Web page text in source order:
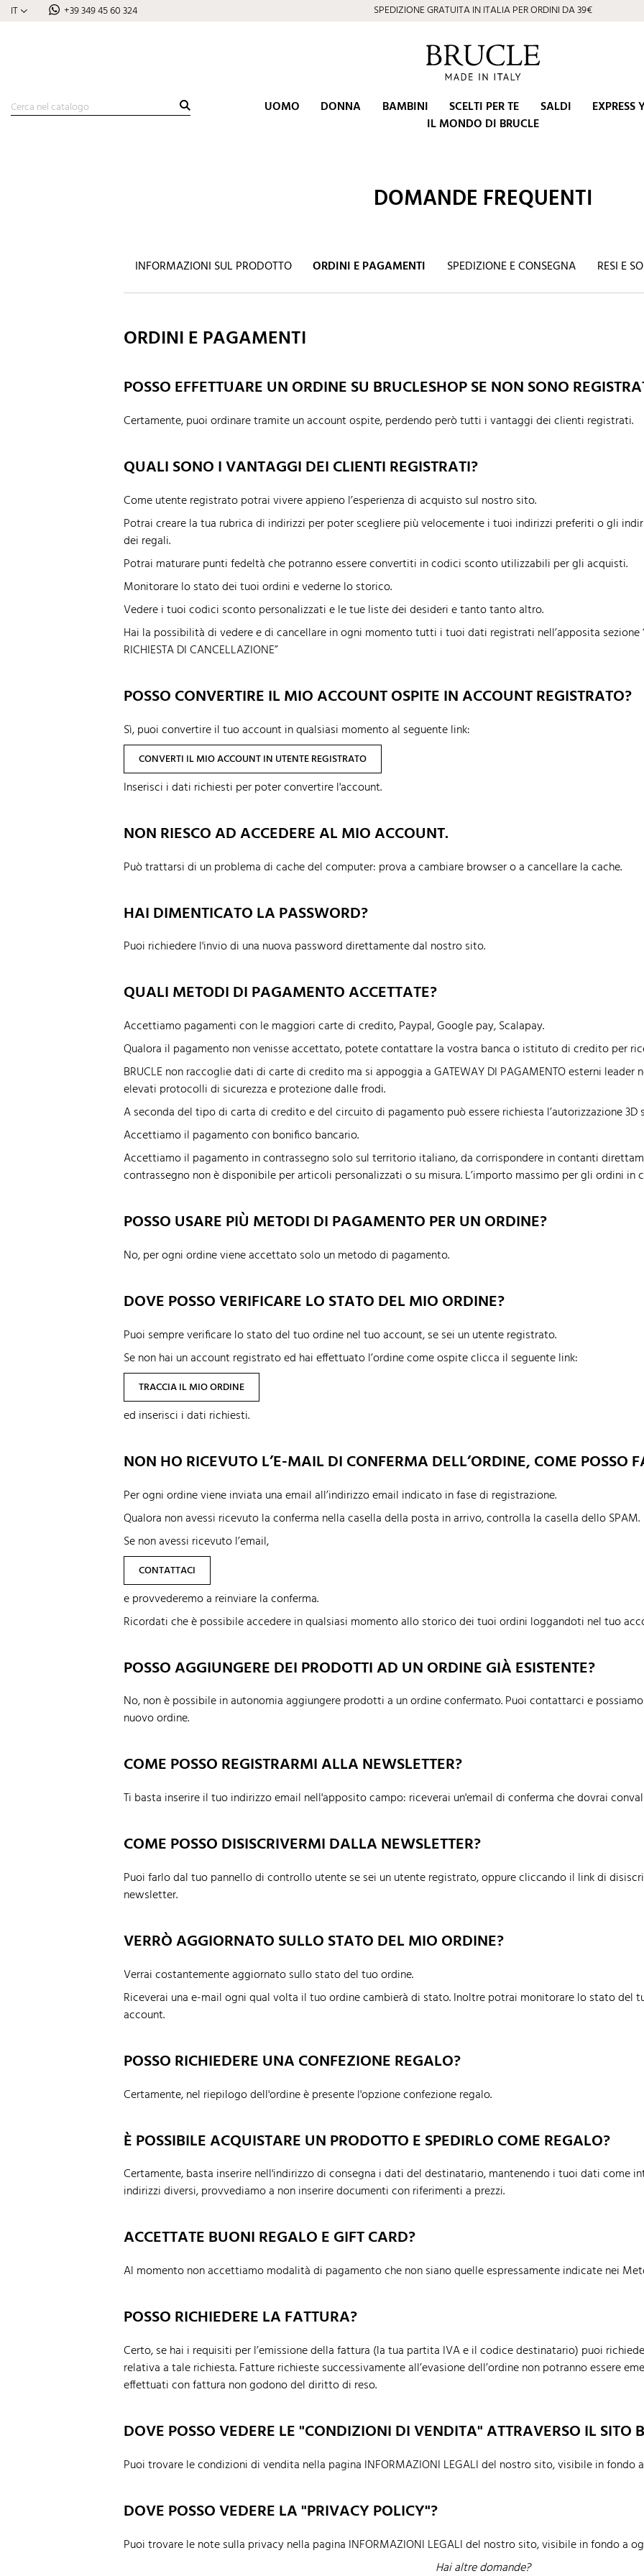
IT +39 349 45 60 324 SPEDIZIONE GRATUITA IN ITALIA PER ORDINI DA 39€
UOMO DONNA BAMBINI SCELTI PER TE SALDI
EXPRESS
IL MONDO DI BRUCLE
DOMANDE FREQUENTI
INFORMAZIONI SUL PRODOTTO ORDINI E PAGAMENTI SPEDIZIONE E CONSEGNA RESI E
ORDINI E PAGAMENTI
POSSO EFFETTUARE UN ORDINE SU BRUCLESHOP SE NON SONO
Certamente, puoi ordinare tramite un account ospite, perdendo però tutti i vantaggi dei clienti registrati.
QUALI SONO I VANTAGGI DEI CLIENTI REGISTRATI?
Come utente registrato potrai vivere appieno l’esperienza di acquisto sul nostro sito.
Potrai creare la tua rubrica di indirizzi per poter scegliere più velocemente i tuoi indirizzi preferiti o gli
dei regali.
Potrai maturare punti fedeltà che potranno essere convertiti in codici sconto utilizzabili per gli acquisti.
Monitorare lo stato dei tuoi ordini e vederne lo storico.
Vedere i tuoi codici sconto personalizzati e le tue liste dei desideri e tanto tanto altro.
Hai la possibilità di vedere e di cancellare in ogni momento tutti i tuoi dati registrati nell’apposita sezione
RICHIESTA DI CANCELLAZIONE”
POSSO CONVERTIRE IL MIO ACCOUNT OSPITE IN ACCOUNT REGISTRATO?
Sì, puoi convertire il tuo account in qualsiasi momento al seguente link:
CONVERTI IL MIO ACCOUNT IN UTENTE REGISTRATO
Inserisci i dati richiesti per poter convertire l'account.
NON RIESCO AD ACCEDERE AL MIO ACCOUNT.
Può trattarsi di un problema di cache del computer: prova a cambiare browser o a cancellare la cache.
HAI DIMENTICATO LA PASSWORD?
Puoi richiedere l'invio di una nuova password direttamente dal nostro sito.
QUALI METODI DI PAGAMENTO ACCETTATE?
Accettiamo pagamenti con le maggiori carte di credito, Paypal, Google pay, Scalapay.
Qualora il pagamento non venisse accettato, potete contattare la vostra banca o istituto di credito per
BRUCLE non raccoglie dati di carte di credito ma si appoggia a GATEWAY DI PAGAMENTO esterni
elevati protocolli di sicurezza e protezione dalle frodi.
A seconda del tipo di carta di credito e del circuito di pagamento può essere richiesta l’autorizzazione 3D
Accettiamo il pagamento con bonifico bancario.
Accettiamo il pagamento in contrassegno solo sul territorio italiano, da corrispondere in contanti
contrassegno non è disponibile per articoli personalizzati o su misura. L’importo massimo per gli ordini in
POSSO USARE PIÙ METODI DI PAGAMENTO PER UN ORDINE?
No, per ogni ordine viene accettato solo un metodo di pagamento.
DOVE POSSO VERIFICARE LO STATO DEL MIO ORDINE?
Puoi sempre verificare lo stato del tuo ordine nel tuo account, se sei un utente registrato.
Se non hai un account registrato ed hai effettuato l’ordine come ospite clicca il seguente link:
TRACCIA IL MIO ORDINE
ed inserisci i dati richiesti.
NON HO RICEVUTO L’E-MAIL DI CONFERMA DELL’ORDINE, COME POSSO
Per ogni ordine viene inviata una email all’indirizzo email indicato in fase di registrazione.
Qualora non avessi ricevuto la conferma nella casella della posta in arrivo, controlla la casella dello SPAM.
Se non avessi ricevuto l’email,
CONTATTACI
e provvederemo a reinviare la conferma.
Ricordati che è possibile accedere in qualsiasi momento allo storico dei tuoi ordini loggandoti nel tuo
POSSO AGGIUNGERE DEI PRODOTTI AD UN ORDINE GIÀ ESISTENTE?
No, non è possibile in autonomia aggiungere prodotti a un ordine confermato. Puoi contattarci e
nuovo ordine.
COME POSSO REGISTRARMI ALLA NEWSLETTER?
Ti basta inserire il tuo indirizzo email nell'apposito campo: riceverai un'email di conferma che dovrai
COME POSSO DISISCRIVERMI DALLA NEWSLETTER?
Puoi farlo dal tuo pannello di controllo utente se sei un utente registrato, oppure cliccando il link di
newsletter.
VERRÒ AGGIORNATO SULLO STATO DEL MIO ORDINE?
Verrai costantemente aggiornato sullo stato del tuo ordine.
Riceverai una e-mail ogni qual volta il tuo ordine cambierà di stato. Inoltre potrai monitorare lo stato del
account.
POSSO RICHIEDERE UNA CONFEZIONE REGALO?
Certamente, nel riepilogo dell'ordine è presente l'opzione confezione regalo.
È POSSIBILE ACQUISTARE UN PRODOTTO E SPEDIRLO COME REGALO?
Certamente, basta inserire nell'indirizzo di consegna i dati del destinatario, mantenendo i tuoi dati come
indirizzi diversi, provvediamo a non inserire documenti con riferimenti a prezzi.
ACCETTATE BUONI REGALO E GIFT CARD?
Al momento non accettiamo modalità di pagamento che non siano quelle espressamente indicate nei
POSSO RICHIEDERE LA FATTURA?
Certo, se hai i requisiti per l’emissione della fattura (la tua partita IVA e il codice destinatario) puoi
relativa a tale richiesta. Fatture richieste successivamente all’evasione dell’ordine non potranno essere
effettuati con fattura non godono del diritto di reso.
DOVE POSSO VEDERE LE "CONDIZIONI DI VENDITA" ATTRAVERSO IL SITO
Puoi trovare le condizioni di vendita nella pagina INFORMAZIONI LEGALI del nostro sito, visibile in fondo
DOVE POSSO VEDERE LA "PRIVACY POLICY"?
Puoi trovare le note sulla privacy nella pagina INFORMAZIONI LEGALI del nostro sito, visibile in fondo a
Hai altre domande?